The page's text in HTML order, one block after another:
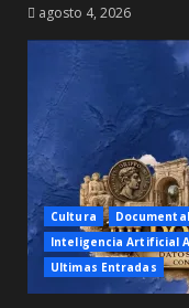
agosto 4, 2026
Cultura
Inteligencia Artificial
Ultimas Entradas